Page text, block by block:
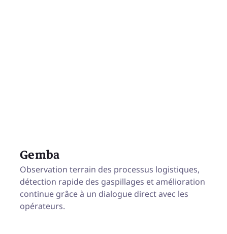
Gemba
Observation terrain des processus logistiques,
détection rapide des gaspillages et amélioration
continue grâce à un dialogue direct avec les
opérateurs.